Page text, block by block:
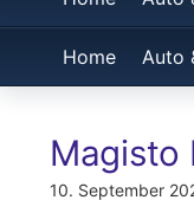
Home Auto
Magisto
10. September